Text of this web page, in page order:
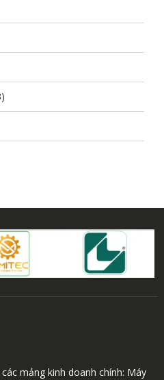
mảng kinh doanh chính: Máy